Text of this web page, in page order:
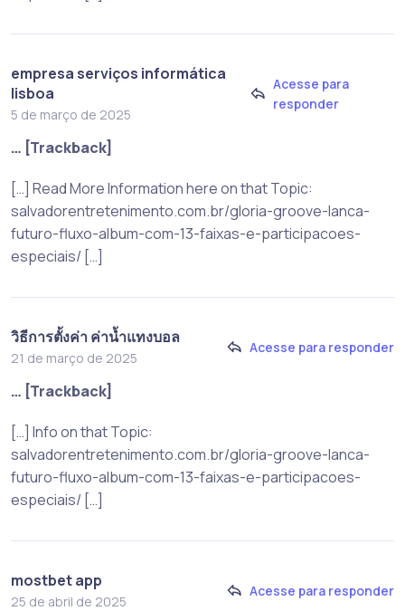
empresa serviços informática
lisboa
5 de março de 2025
Acesse para
responder
… [Trackback]
[…] Read More Information here on that Topic:
salvadorentretenimento.com.br/gloria-groove-lanca-
futuro-fluxo-album-com-13-faixas-e-participacoes-
especiais/ […]
วิธีการตั้งค่า ค่าน้ำแทงบอล
21 de março de 2025
Acesse para responder
… [Trackback]
[…] Info on that Topic:
salvadorentretenimento.com.br/gloria-groove-lanca-
futuro-fluxo-album-com-13-faixas-e-participacoes-
especiais/ […]
mostbet app
25 de abril de 2025
Acesse para responder